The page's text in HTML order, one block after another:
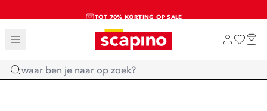
TOT 70% KORTING OP SALE
SALE: LAATSTE KANS!
SHOP NIEUW
Home